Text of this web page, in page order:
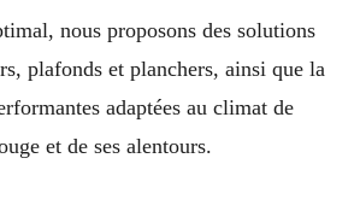
nous proposons des solutions
plafonds et planchers, ainsi que la
adaptées au climat de
et de ses alentours.